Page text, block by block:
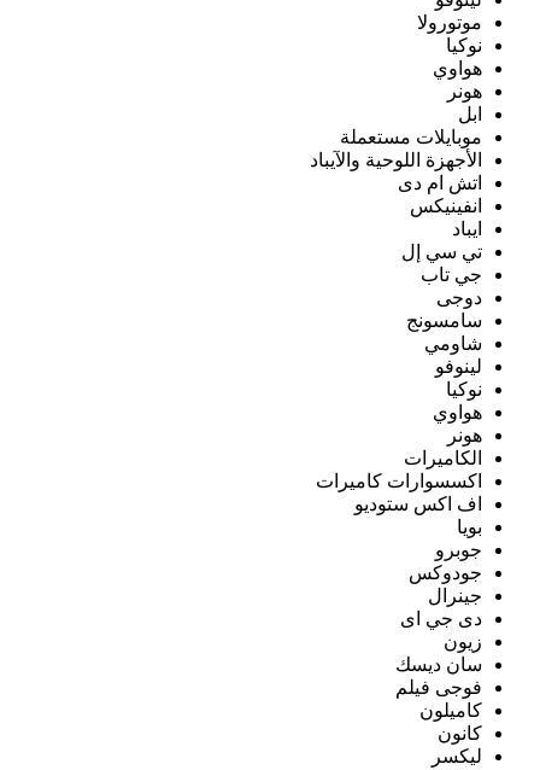
موتورولا
نوكيا
هواوي
هونر
ابل
موبايلات مستعملة
الأجهزة اللوحية والآيباد
اتش ام دى
انفينيكس
ايباد
تي سي إل
جي تاب
دوجى
سامسونج
شاومي
لينوفو
نوكيا
هواوي
هونر
الكاميرات
اكسسوارات كاميرات
اف اكس ستوديو
بويا
جوبرو
جودوكس
جينرال
دى جي اى
زيون
سان ديسك
فوجى فيلم
كاميلون
كانون
ليكسر